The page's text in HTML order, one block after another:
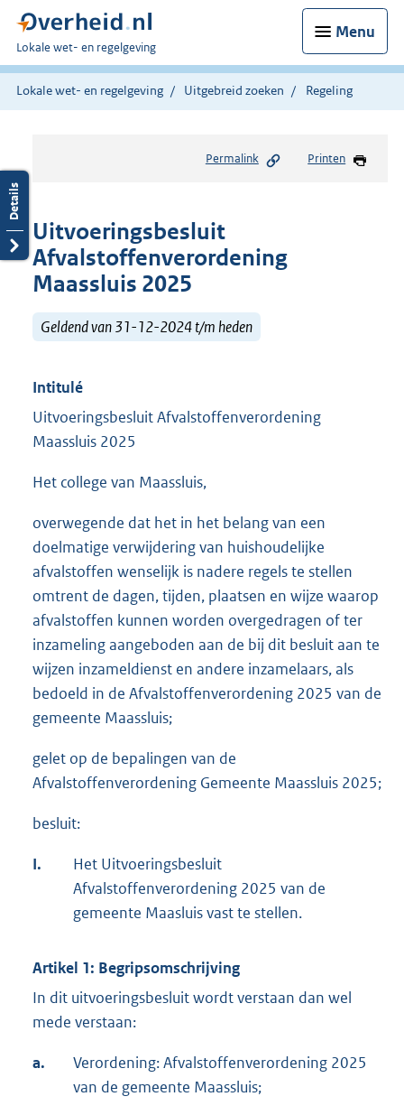
Menu
U
bent
hier:
Lokale wet- en regelgeving
Lokale wet- en regelgeving Uitgebreid zoeken Regeling
Permalink Printen
Uitvoeringsbesluit
Afvalstoffenverordening
Maassluis 2025
Geldend van 31-12-2024 t/m heden
Intitulé
Uitvoeringsbesluit Afvalstoffenverordening
Maassluis 2025
Het college van Maassluis,
overwegende dat het in het belang van een
doelmatige verwijdering van huishoudelijke
afvalstoffen wenselijk is nadere regels te stellen
omtrent de dagen, tijden, plaatsen en wijze waarop
afvalstoffen kunnen worden overgedragen of ter
inzameling aangeboden aan de bij dit besluit aan te
wijzen inzameldienst en andere inzamelaars, als
bedoeld in de Afvalstoffenverordening 2025 van de
gemeente Maassluis;
gelet op de bepalingen van de
Afvalstoffenverordening Gemeente Maassluis 2025;
besluit:
I.
Het Uitvoeringsbesluit
Afvalstoffenverordening 2025 van de
gemeente Maasluis vast te stellen.
Artikel 1: Begripsomschrijving
In dit uitvoeringsbesluit wordt verstaan dan wel
mede verstaan:
a.
Verordening: Afvalstoffenverordening 2025
van de gemeente Maassluis;